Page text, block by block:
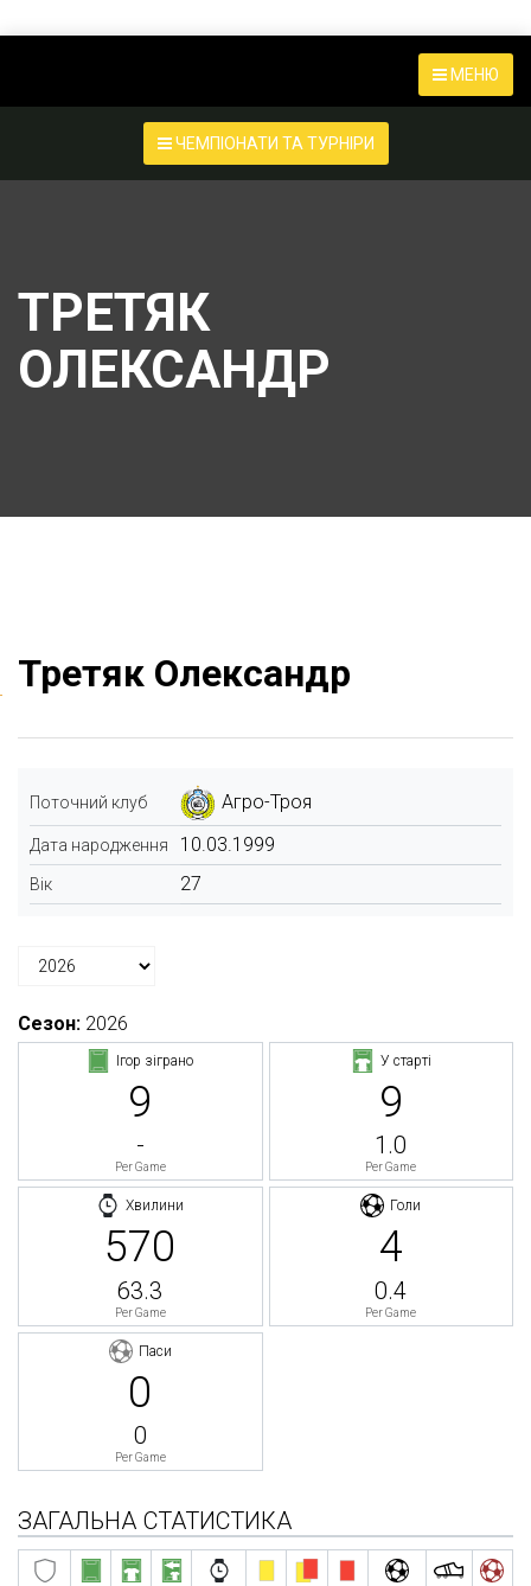
МЕНЮ
ЧЕМПІОНАТИ ТА ТУРНІРИ
ТРЕТЯК
ОЛЕКСАНДР
Третяк Олександр
Поточний клуб Агро-Троя
Дата народження 10.03.1999
Вік 27
Сезон: 2026
Ігор зіграно
9
-
Per Game
У старті
9
1.0
Per Game
Хвилини
570
63.3
Per Game
Голи
4
0.4
Per Game
Паси
0
0
Per Game
ЗАГАЛЬНА СТАТИСТИКА